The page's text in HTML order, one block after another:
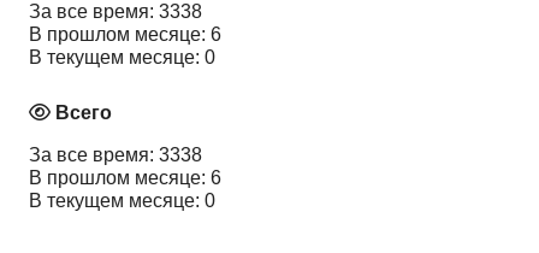
За все время: 3338
В прошлом месяце: 6
В текущем месяце: 0
Всего
За все время: 3338
В прошлом месяце: 6
В текущем месяце: 0